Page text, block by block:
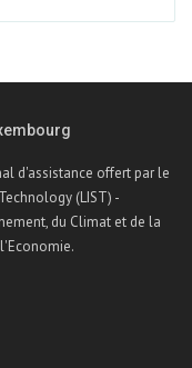
d'assistance offert par le
(LIST) -
du Climat et de la